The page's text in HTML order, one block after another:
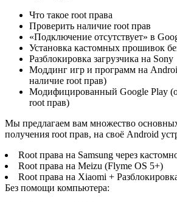
Что такое root права
Проверить наличие root прав
«Подключение отсутствует» в
Установка кастомных прошивок
Разблокировка загрузчика на Sony
Моддинг игр и программ на
наличие root прав)
Модифицированный Google Play
root прав)
Мы предлагаем вам множество
получения root прав, на своё Android
Root права на Samsung через
Root права на Meizu (Flyme OS 5+)
Root права на Xiaomi +
Без помощи компьютера: